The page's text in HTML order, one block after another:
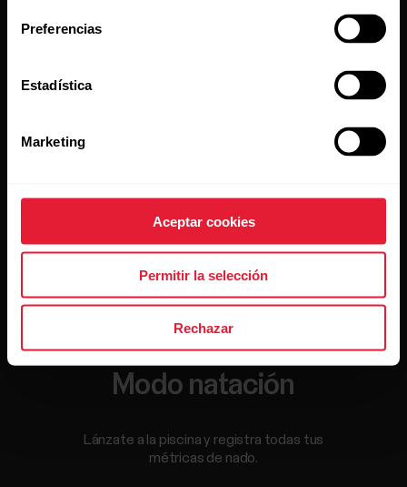
Preferencias
Estadística
Marketing
Aceptar cookies
Permitir la selección
Rechazar
Modo natación
Lánzate a la piscina y registra todas tus
métricas de nado.